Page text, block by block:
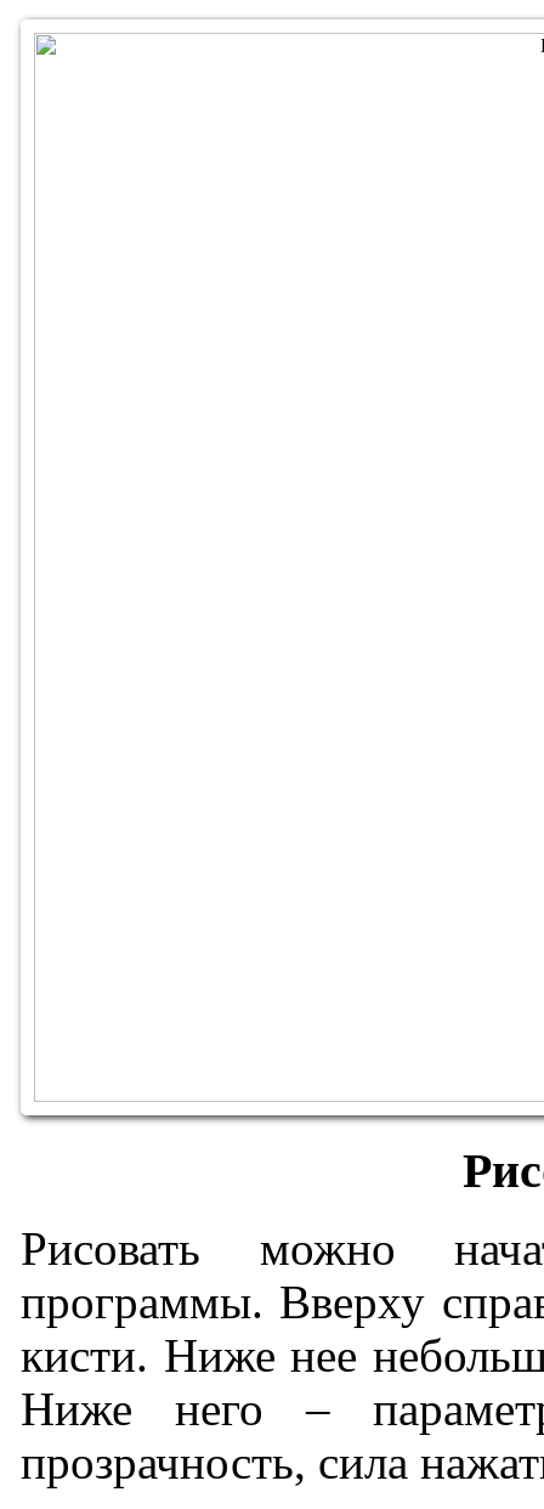
Рисовать можно
программы. Вверху
кисти. Ниже нее
Ниже него –
прозрачность, сила